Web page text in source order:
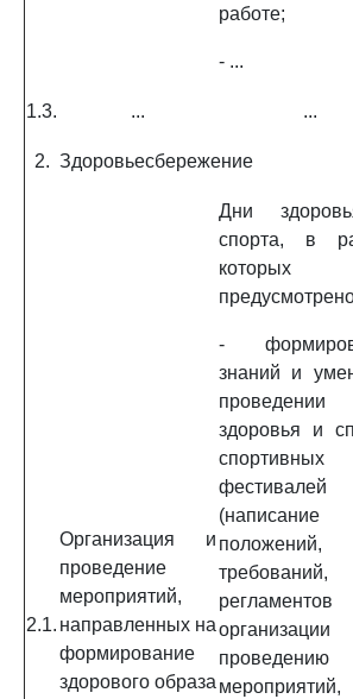
работе;
- ...
1.3. ... ...
2. Здоровьесбережение
2.1.
Организация и
проведение
мероприятий,
направленных на
формирование
здорового образа
Дни
спорта, в
которых
-
знаний и
проведении
здоровья и
спортивных
фестивалей
(написание
положений,
требований,
проведению
мероприятий,